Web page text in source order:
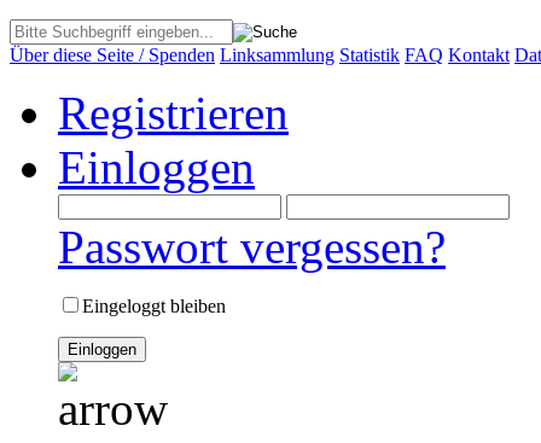
Über diese Seite / Spenden Linksammlung Statistik FAQ Kontakt
Registrieren
Einloggen
Passwort vergessen?
Eingeloggt bleiben